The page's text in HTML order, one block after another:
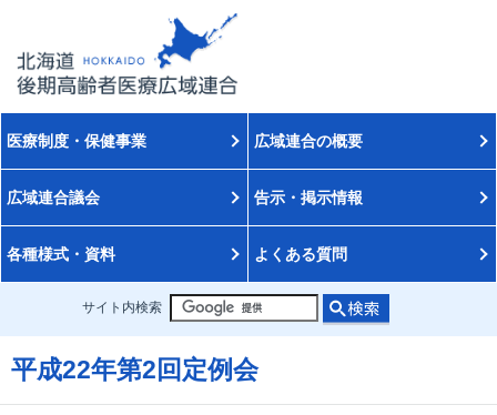
医療制度・保健事業 広域連合の概要
広域連合議会 告示・掲示情報
各種様式・資料 よくある質問
サイト内検索
平成22年第2回定例会